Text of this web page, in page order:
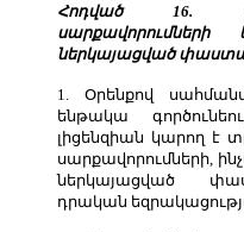
Հոդված 16.
ներկայացված
1. Օրենքով
ենթակա
լիցենզիան կարող է
սարքավորումների,
ներկայացված
դրական